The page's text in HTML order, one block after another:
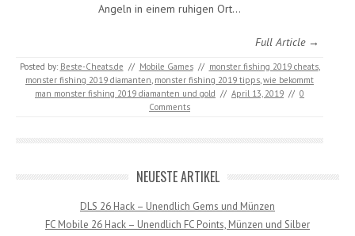
Angeln in einem ruhigen Ort…
Full Article →
Posted by: Beste-Cheats.de // Mobile Games // monster fishing 2019 cheats,
monster fishing 2019 diamanten monster fishing 2019 tipps wie bekommt
man monster fishing 2019 diamanten und gold // April 13, 2019 // 0
Comments
NEUESTE ARTIKEL
DLS 26 Hack – Unendlich Gems und Münzen
FC Mobile 26 Hack – Unendlich FC Points, Münzen und Silber